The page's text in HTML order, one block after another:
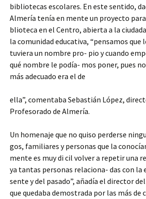
bibliotecas escolares. En este sentido,
Almería tenía en mente un proyecto
blioteca en el Centro, abierta a la
la comunidad educativa, “pensamos que
tuviera un nombre pro- pio y cuando
qué nombre le podía- mos poner, pues
más adecuado era el de
ella”, comentaba Sebastián López,
Profesorado de Almería.
Un homenaje que no quiso perderse
gos, familiares y personas que la
mente es muy di cil volver a repetir una
ya tantas personas relaciona- das con la
sente y del pasado”, añadía el director
que quedaba demostrada por las más de